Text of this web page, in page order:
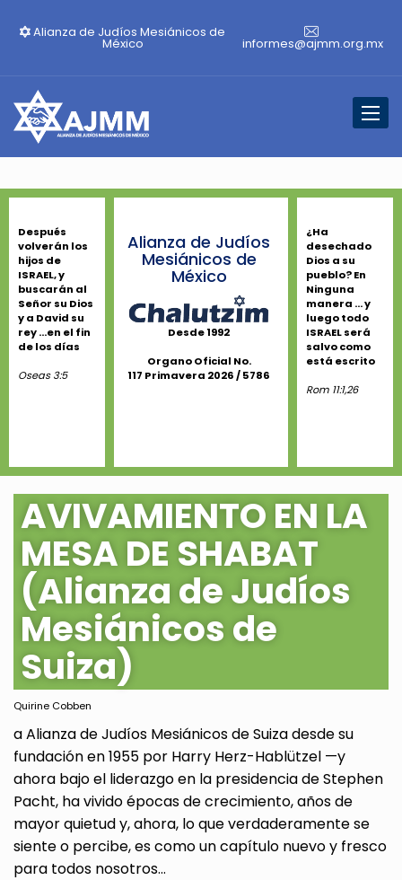
Alianza de Judíos Mesiánicos de
México informes@ajmm.org.mx
Después
volverán los
hijos de
ISRAEL, y
buscarán al
Señor su Dios
y a David su
rey ...en el fin
de los días
Oseas 3:5
Alianza de Judíos
Mesiánicos de
México
Desde 1992
Organo Oficial No.
117 Primavera 2026 / 5786
¿Ha
desechado
Dios a su
pueblo? En
Ninguna
manera ... y
luego todo
ISRAEL será
salvo como
está escrito
Rom 11:1,26
AVIVAMIENTO EN LA
MESA DE SHABAT
(Alianza de Judíos
Mesiánicos de
Suiza)
Quirine Cobben
a Alianza de Judíos Mesiánicos de Suiza desde su
fundación en 1955 por Harry Herz-Hablützel —y
ahora bajo el liderazgo en la presidencia de Stephen
Pacht, ha vivido épocas de crecimiento, años de
mayor quietud y, ahora, lo que verdaderamente se
siente o percibe, es como un capítulo nuevo y fresco
para todos nosotros...